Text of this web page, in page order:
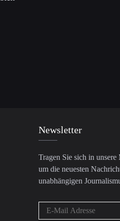
Newsletter
Tragen Sie sich in
um die neuesten
unabhängigen